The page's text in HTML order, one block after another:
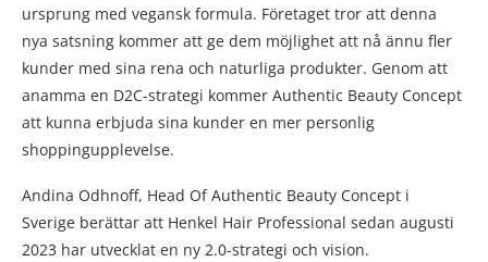
ursprung med vegansk formula. Företaget tror att denna
nya satsning kommer att ge dem möjlighet att nå ännu fler
kunder med sina rena och naturliga produkter. Genom att
anamma en D2C-strategi kommer Authentic Beauty Concept
att kunna erbjuda sina kunder en mer personlig
shoppingupplevelse.
Andina Odhnoff, Head Of Authentic Beauty Concept i
Sverige berättar att Henkel Hair Professional sedan augusti
2023 har utvecklat en ny 2.0-strategi och vision.